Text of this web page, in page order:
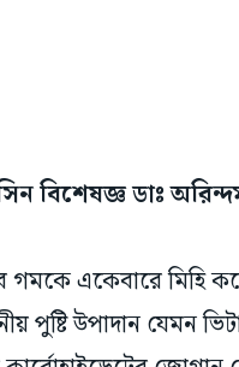
বিশেষজ্ঞ ডাঃ
একেবারে মিহি
পুষ্টি উপাদান যেমন